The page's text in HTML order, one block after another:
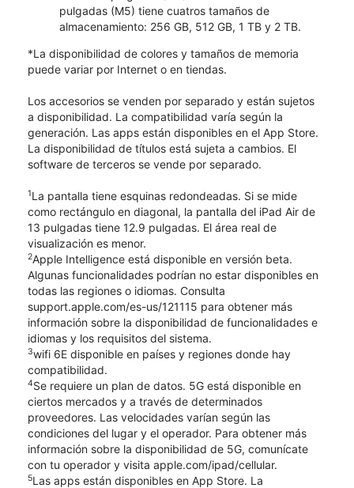
pulgadas (M5) tiene cuatros tamaños de
almacenamiento: 256 GB, 512 GB, 1 TB y 2 TB.
*La disponibilidad de colores y tamaños de memoria
puede variar por Internet o en tiendas.
Los accesorios se venden por separado y están sujetos
a disponibilidad. La compatibilidad varía según la
generación. Las apps están disponibles en el App Store.
La disponibilidad de títulos está sujeta a cambios. El
software de terceros se vende por separado.
1La pantalla tiene esquinas redondeadas. Si se mide
como rectángulo en diagonal, la pantalla del iPad Air de
13 pulgadas tiene 12.9 pulgadas. El área real de
visualización es menor.
2Apple Intelligence está disponible en versión beta.
Algunas funcionalidades podrían no estar disponibles en
todas las regiones o idiomas. Consulta
support.apple.com/es-us/121115 para obtener más
información sobre la disponibilidad de funcionalidades e
idiomas y los requisitos del sistema.
​​3wifi 6E disponible en países y regiones donde hay
compatibilidad.
4Se requiere un plan de datos. 5G está disponible en
ciertos mercados y a través de determinados
proveedores. Las velocidades varían según las
condiciones del lugar y el operador. Para obtener más
información sobre la disponibilidad de 5G, comunícate
con tu operador y visita apple.com/ipad/cellular.
5Las apps están disponibles en App Store. La